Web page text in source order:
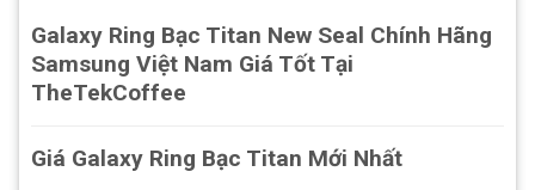
Galaxy Ring Bạc Titan New Seal Chính Hãng
Samsung Việt Nam Giá Tốt Tại
TheTekCoffee
Giá Galaxy Ring Bạc Titan Mới Nhất